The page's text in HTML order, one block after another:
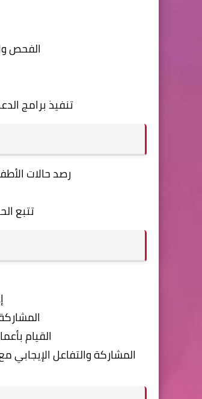
الفحص
تنفيذ برامج
رصد حالات
تتبع
القيام
المشاركة والتفاعل الإيجابي